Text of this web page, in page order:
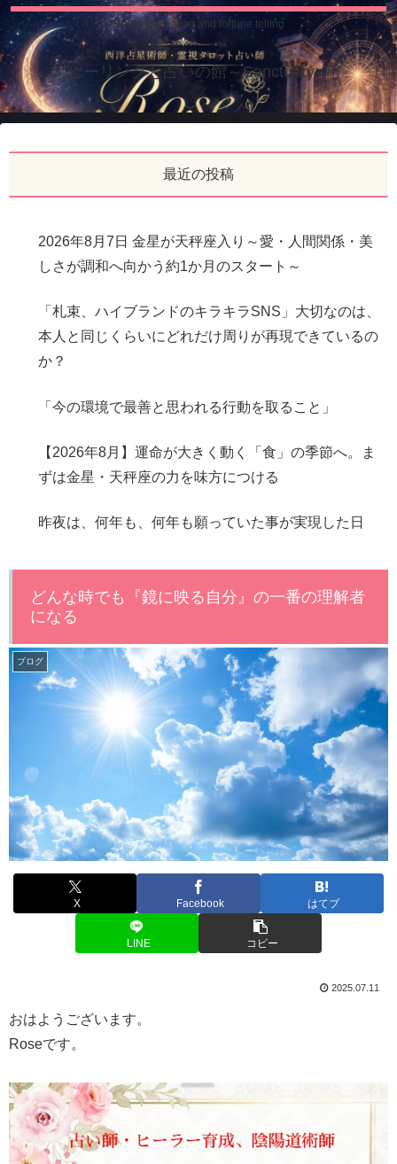
House of healing and fortune telling
ヒーリングと占いの館～Sanctuary～
最近の投稿
2026年8月7日 金星が天秤座入り～愛・人間関係・美
しさが調和へ向かう約1か月のスタート～
「札束、ハイブランドのキラキラSNS」大切なのは、
本人と同じくらいにどれだけ周りが再現できているの
か？
「今の環境で最善と思われる行動を取ること」
【2026年8月】運命が大きく動く「食」の季節へ。ま
ずは金星・天秤座の力を味方につける
昨夜は、何年も、何年も願っていた事が実現した日
どんな時でも『鏡に映る自分』の一番の理解者
になる
ブログ
X Facebook はてブ
LINE コピー
2025.07.11
おはようございます。
Roseです。